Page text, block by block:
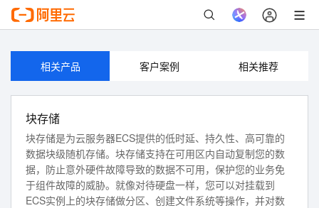
相关产品 客户案例 相关推荐
块存储
块存储是为云服务器ECS提供的低时延、持久性、高可靠的
数据块级随机存储。块存储支持在可用区内自动复制您的数
据，防止意外硬件故障导致的数据不可用，保护您的业务免
于组件故障的威胁。就像对待硬盘一样，您可以对挂载到
ECS实例上的块存储做分区、创建文件系统等操作，并对数
如果您是企业账号，可以生成子账号授权访问。